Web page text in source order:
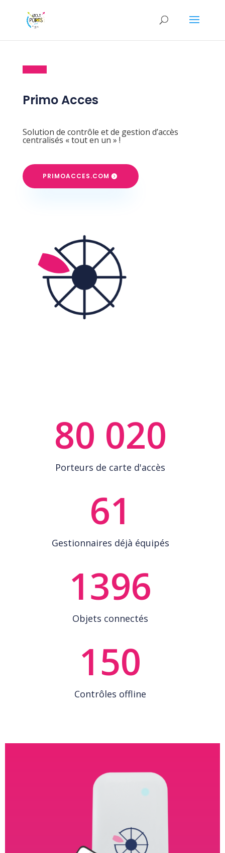
Primo Acces
Solution de contrôle et de gestion d’accès
centralisés « tout en un » !
PRIMOACCES.COM
80 020
Porteurs de carte d'accès
61
Gestionnaires déjà équipés
1396
Objets connectés
150
Contrôles offline